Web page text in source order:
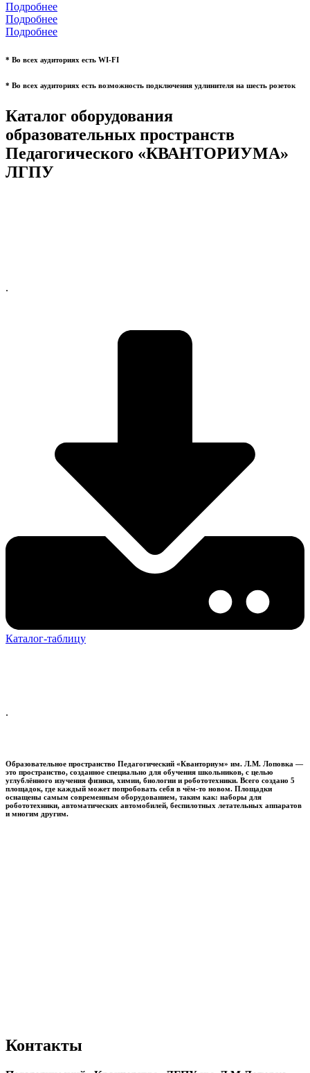
Подробнее
Подробнее
Подробнее
* Во всех аудиториях есть WI-FI
* Во всех аудиториях есть возможность подключения удлинителя на шесть розеток
Каталог оборудования
образовательных пространств
Педагогического «КВАНТОРИУМА»
ЛГПУ
.
Каталог-таблицу
.
Образовательное пространство Педагогический «Кванториум» им. Л.М. Лоповка —
это пространство, созданное специально для обучения школьников, с целью
углублённого изучения физики, химии, биологии и робототехники. Всего создано 5
площадок, где каждый может попробовать себя в чём-то новом. Площадки
оснащены самым современным оборудованием, таким как: наборы для
робототехники, автоматических автомобилей, беспилотных летательных аппаратов
и многим другим.
Контакты